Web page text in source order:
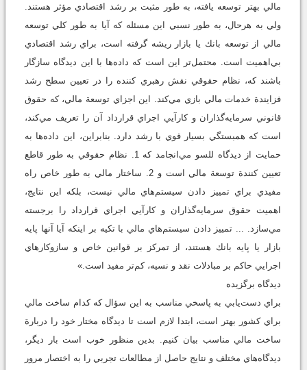
مالي بهتر توسعه يافته، به طور مثبت بر رشد اقتصادي مؤثر هستند.
ولي به هرحال، به طور نسبي اين مسئله كه آيا به طور كلي توسعه
مالي از توسعه بانك يا بازار ريشه گرفته است، براي رشد اقتصادي
بي‌‌اهميت است. محتمل‌تر اين است كه داده‌ها با اين ديدگاه سازگار
باشند كه، نظام حقوقي نقش رهبري كننده را در تعيين سطح رشد
فزايندة خدمات مالي بازي مي‌كند. اين اجزاي توسعة مالي، كه حقوق
قانوني سرمايه‌گذاران و كارآيي اجراي قرارداد آن را تعريف مي‌كند،
است كه همبستگي بسيار قوي با رشد دارد. بنابراين، اين داده‌ها به
حمايت از ديدگاه للسو مي‌انجامد كه 1. نظام حقوقي به طور قاطع
تعيين كنندة توسعة مالي است و 2. ساختار مالي به طور خاص راه
مفيدي براي تمييز دادن سيستم‌هاي مالي نيست، بلكه اين نتايج،
اهميت حقوق سرمايه‌گذاران و كارآيي اجراي قرارداد را برجسته
مي‌سازد. ... تمييز دادن سيستم‌هاي مالي با تكيه بر اينكه آيا آنها پايه
بازار يا پايه بانك هستند، از تمركز بر قوانين خاص و سازوكارهاي
اجرايي حاكم بر مبادلات نقد و نسيه، كم‌تر مفيد است.»
ديدگاه برگزيده
براي دست‌يابي به پاسخي مناسب به اين سؤال كه كدام ساخت مالي
براي كشور بهتر است، ابتدا لازم است تا ديدگاه مختار خود را دربارة
ساخت مالي مناسب بيان كنيم. بدين منظور خوب است بار ديگر،
ديدگاه‌هاي مختلف و نتايج حاصل از مطالعات تجربي را به اختصار مرور